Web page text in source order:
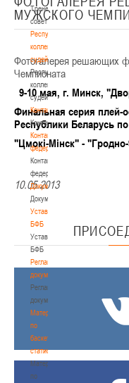
Тренерский
совет
Республиканская
коллегия
судей
Республиканская
коллегия
судей
Контакты
Контакты
Контакты
федерации
Контакты
федерации
Документы
Документы
Устав
БФБ
Устав
БФБ
Регламентирующие
документы
Регламентирующие
документы
Материалы
по
баскетбольной
статистике
Материалы
по
МУЖСКОГО
Фотогалерея решающих
Чемпионата
9-10 мая, г. Минск,
Финальная серия плей-
Республики Беларусь
"Цмокi-Мiнск" -
10.05.2013